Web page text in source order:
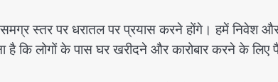
स्तर पर धरातल पर प्रयास करने होंगे। हमें निवेश
कि लोगों के पास घर खरीदने और कारोबार करने के लिए